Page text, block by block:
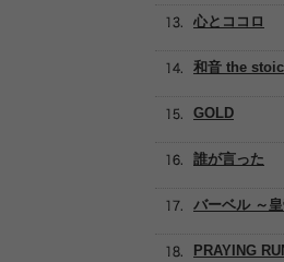
心とココロ
和音 the stoic
GOLD
誰が言った
バーベル ～
PRAYING